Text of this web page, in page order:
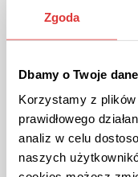
Zgoda
Dbamy o Twoje dane
Korzystamy z
prawidłowego
analiz w celu
naszych
10 % CODE DE
Code promo 10 %
et économise 10 %.
d'achat.